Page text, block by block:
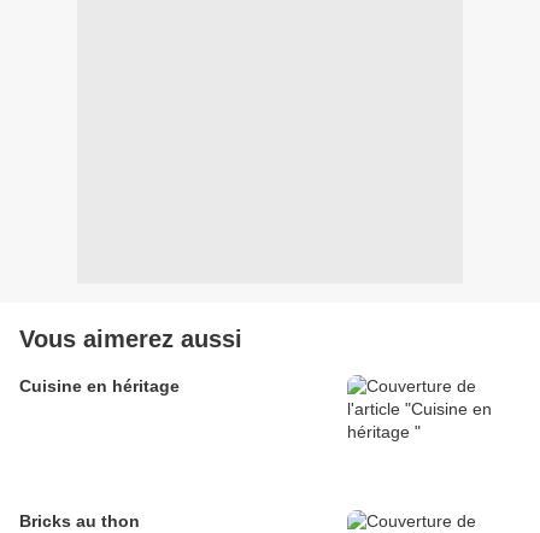
Vous aimerez aussi
Cuisine en héritage
Bricks au thon